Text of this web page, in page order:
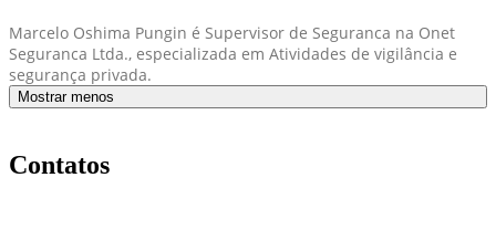
Marcelo Oshima Pungin é Supervisor de Seguranca na Onet
Seguranca Ltda., especializada em Atividades de vigilância e
segurança privada.
Mostrar menos
Contatos